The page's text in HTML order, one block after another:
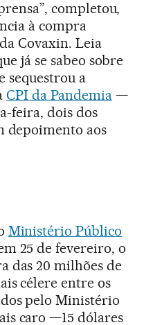
completou,
à compra
Covaxin. Leia
já se sabeo sobre
sequestrou a
CPI da Pandemia—
feira, dois dos
depoimento aos
Ministério Público
25 de fevereiro, o
das 20 milhões de
célere entre os
pelo Ministério
caro —15 dólares